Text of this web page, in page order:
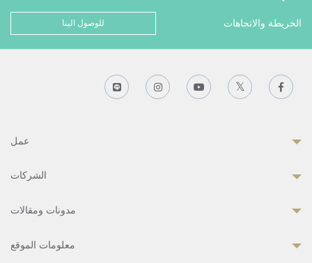
الخريطة والاتجاهات للوصول الينا
عمل
الشركات
مدونات ومقالات
معلومات الموقع